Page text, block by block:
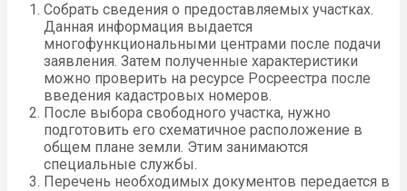
Собрать сведения о предоставляемых участках.
Данная информация выдается
многофункциональными центрами после подачи
заявления. Затем полученные характеристики
можно проверить на ресурсе Росреестра после
введения кадастровых номеров.
После выбора свободного участка, нужно
подготовить его схематичное расположение в
общем плане земли. Этим занимаются
специальные службы.
Перечень необходимых документов передается в